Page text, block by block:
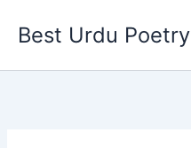
Best Urdu Poetry